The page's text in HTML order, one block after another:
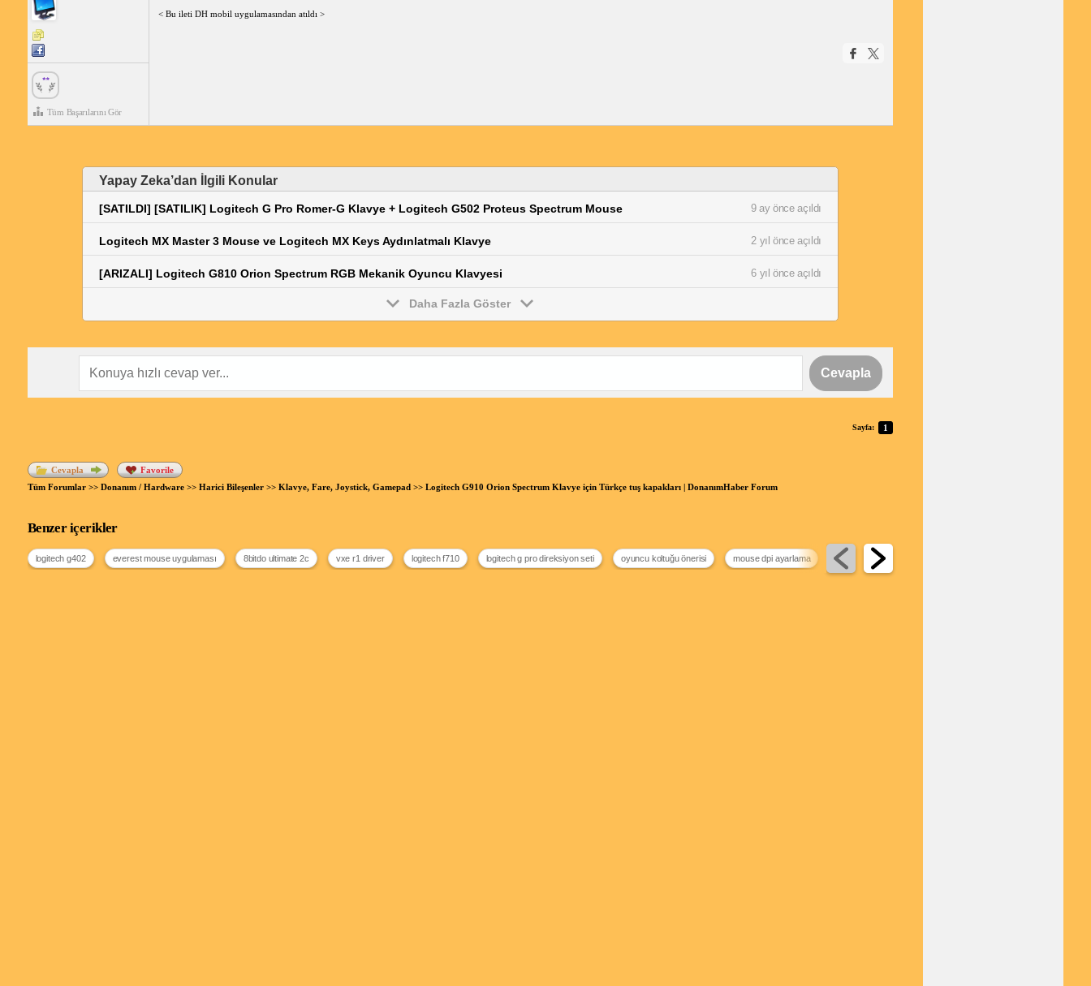
Tüm Başarılarını Gör
< Bu ileti DH mobil uygulamasından atıldı >
Yapay Zeka’dan İlgili Konular
[SATILDI] [SATILIK] Logitech G Pro Romer-G Klavye + Logitech G502 Proteus Spectrum Mouse 9 ay önce açıldı
Logitech MX Master 3 Mouse ve Logitech MX Keys Aydınlatmalı Klavye 2 yıl önce açıldı
[ARIZALI] Logitech G810 Orion Spectrum RGB Mekanik Oyuncu Klavyesi 6 yıl önce açıldı
Daha Fazla Göster
Cevapla
Sayfa: 1
Cevapla
Favorile
Tüm Forumlar>> Donanım / Hardware>> Harici Bileşenler>> Klavye, Fare, Joystick, Gamepad>> Logitech G910 Orion Spectrum Klavye için Türkçe tuş kapakları | DonanımHaber Forum
Benzer içerikler
logitech g402 everest mouse uygulaması 8bitdo ultimate 2c vxe r1 driver logitech f710 logitech g pro direksiyon seti oyuncu koltuğu önerisi mouse dpi ayarlama küçük eşit